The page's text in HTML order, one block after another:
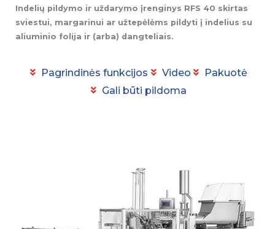
Indelių pildymo ir uždarymo įrenginys RFS 40 skirtas
sviestui, margarinui ar užtepėlėms pildyti į indelius su
aliuminio folija ir (arba) dangteliais.
Pagrindinės funkcijos Video
Pakuotė
Gali būti pildoma